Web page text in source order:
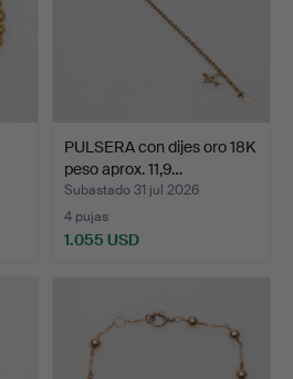
PULSERA con dijes oro 18K
peso aprox. 11,9…
Subastado 31 jul 2026
4 pujas
1.055 USD